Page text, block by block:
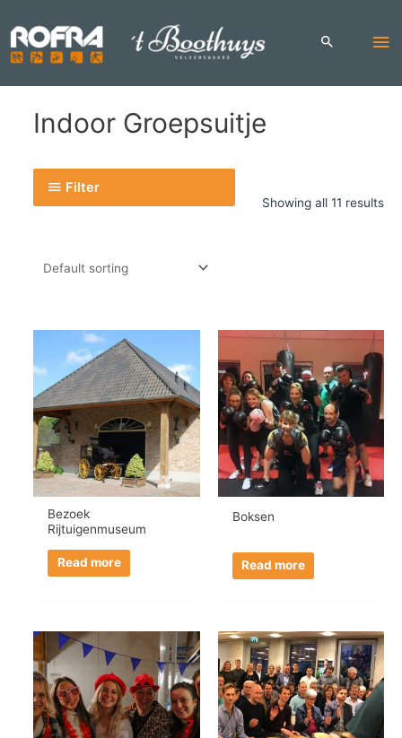
content
Indoor Groepsuitje
Filter
Showing all 11 results
Bezoek
Rijtuigenmuseum
Read more
Boksen
Read more